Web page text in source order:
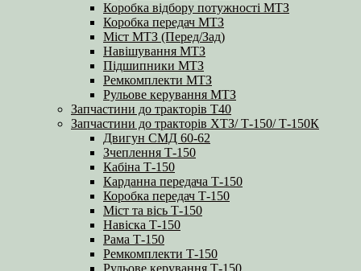
Коробка відбору потужності МТЗ
Коробка передач МТЗ
Міст МТЗ (Перед/Зад)
Навішування МТЗ
Підшипники МТЗ
Ремкомплекти МТЗ
Рульове керування МТЗ
Запчастини до тракторів Т40
Запчастини до тракторів ХТЗ/ Т-150/ Т-150К
Двигун СМД 60-62
Зчеплення Т-150
Кабіна Т-150
Карданна передача Т-150
Коробка передач Т-150
Міст та вісь Т-150
Навіска Т-150
Рама Т-150
Ремкомплекти Т-150
Рульове керування Т-150